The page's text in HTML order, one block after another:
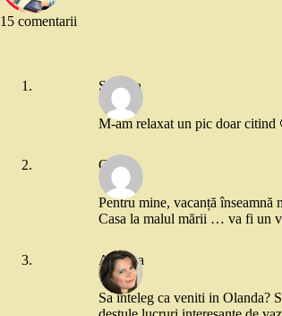
15 comentarii
Simona
M-am relaxat un pic doar citind
Carla
Pentru mine, vacanță înseamnă
Casa la malul mării … va fi un
Adriana
Sa inteleg ca veniti in Olanda?